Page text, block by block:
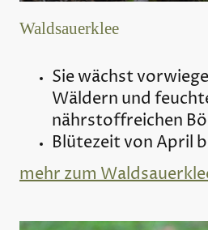
Waldsauerklee
Sie wächst
Wäldern und
nährstoffreichen
Blütezeit von April
mehr zum